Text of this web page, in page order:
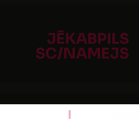
JĒKABPILS
SC/NAMEJS